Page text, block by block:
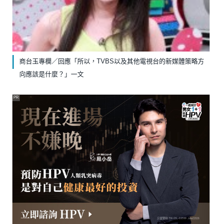
商台玉專欄／回應「所以，TVBS以及其他電視台的新媒體策略方
向應該是什麼？」一文
PR